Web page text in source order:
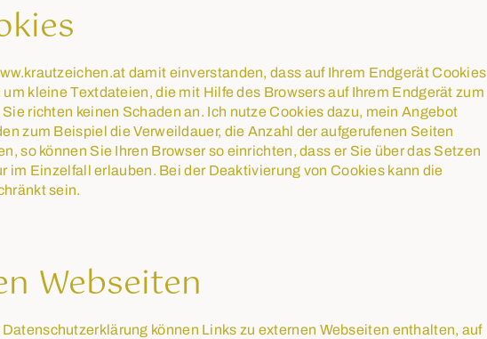
damit einverstanden, dass auf Ihrem Endgerät Cookies
kleine Textdateien, die mit Hilfe des Browsers auf Ihrem Endgerät zum
richten keinen Schaden an. Ich nutze Cookies dazu, mein Angebot
zum Beispiel die Verweildauer, die Anzahl der aufgerufenen Seiten
so können Sie Ihren Browser so einrichten, dass er Sie über das Setzen
im Einzelfall erlauben. Bei der Deaktivierung von Cookies kann die
sein.
Webseiten
können Links zu externen Webseiten enthalten, auf